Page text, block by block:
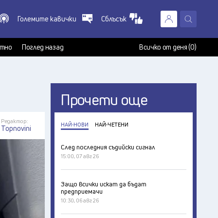
X
Големите кавички Сблъсък
Поглед назад Всичко от деня (0)
Редактор:
Topnovini
Прочети още
НАЙ-НОВИ НАЙ-ЧЕТЕНИ
След последния съдийски сигнал
15:00, 07 авг 26
Защо всички искат да бъдат
предприемачи
10:30, 06 авг 26